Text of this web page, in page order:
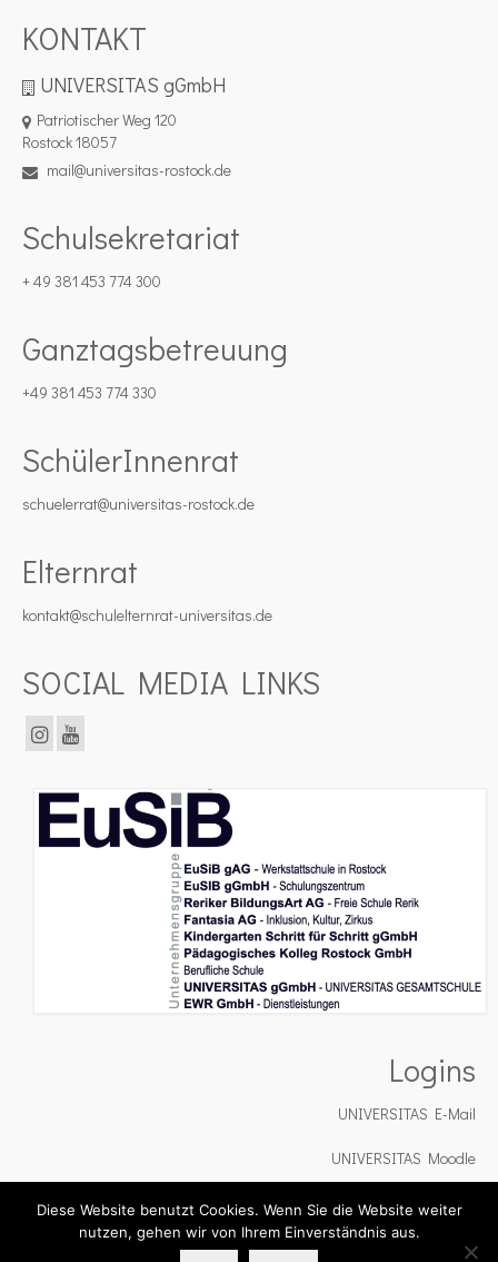
KONTAKT
UNIVERSITAS gGmbH
Patriotischer Weg 120
Rostock 18057
mail@universitas-rostock.de
Schulsekretariat
+ 49 381 453 774 300
Ganztagsbetreuung
+49 381 453 774 330
SchülerInnenrat
schuelerrat@universitas-rostock.de
Elternrat
kontakt@schulelternrat-universitas.de
SOCIAL MEDIA LINKS
Logins
UNIVERSITAS E-Mail
UNIVERSITAS Moodle
UNIVERSITAS Cloud
Diese Website benutzt Cookies. Wenn Sie die Website weiter
nutzen, gehen wir von Ihrem Einverständnis aus.